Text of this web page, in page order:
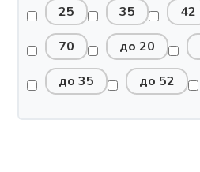
25
35 42
70
до 20
до 35
до 52